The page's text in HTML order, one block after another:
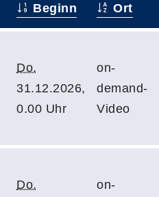
Beginn Ort
Do.
31.12.2026,
0.00 Uhr
on-
demand-
Video
Do.
on-